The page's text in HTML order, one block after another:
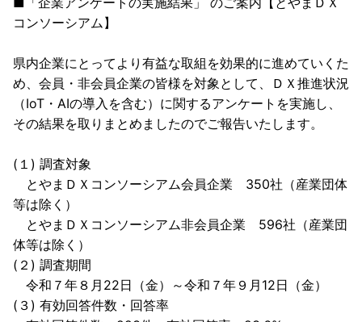
コンソーシアム】
県内企業にとってより有益な取組を効果的に進めていくた
め、会員・非会員企業の皆様を対象として、ＤＸ推進状況
（IoT・AIの導入を含む）に関するアンケートを実施し、
その結果を取りまとめましたのでご報告いたします。
(１) 調査対象
とやまＤＸコンソーシアム会員企業 350社（産業団体
等は除く）
とやまＤＸコンソーシアム非会員企業 596社（産業団
体等は除く）
(２) 調査期間
令和７年８月22日（金）～令和７年９月12日（金）
(３) 有効回答件数・回答率